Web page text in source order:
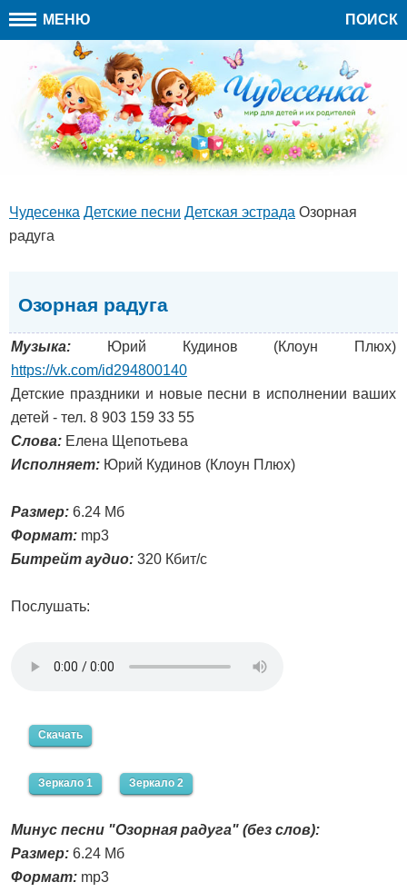
МЕНЮ ПОИСК
Чудесенка Детские песни Детская эстрада Озорная
радуга
Озорная радуга
Музыка: Юрий Кудинов (Клоун Плюх)
https://vk.com/id294800140
Детские праздники и новые песни в исполнении ваших
детей - тел. 8 903 159 33 55
Слова: Елена Щепотьева
Исполняет: Юрий Кудинов (Клоун Плюх)
Размер: 6.24 Мб
Формат: mp3
Битрейт аудио: 320 Кбит/с
Послушать:
Скачать
Зеркало 1 Зеркало 2
Минус песни "Озорная радуга" (без слов):
Размер: 6.24 Мб
Формат: mp3